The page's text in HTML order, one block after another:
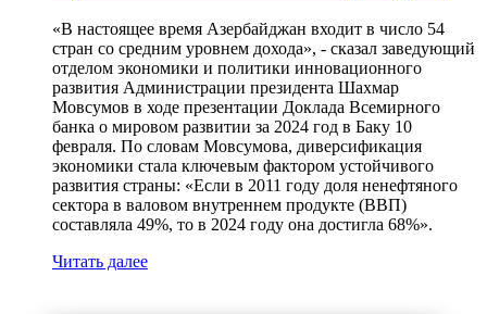
«В настоящее время Азербайджан входит в число 54
стран со средним уровнем дохода», - сказал заведующий
отделом экономики и политики инновационного
развития Администрации президента Шахмар
Мовсумов в ходе презентации Доклада Всемирного
банка о мировом развитии за 2024 год в Баку 10
февраля. По словам Мовсумова, диверсификация
экономики стала ключевым фактором устойчивого
развития страны: «Если в 2011 году доля ненефтяного
сектора в валовом внутреннем продукте (ВВП)
составляла 49%, то в 2024 году она достигла 68%».
Читать далее